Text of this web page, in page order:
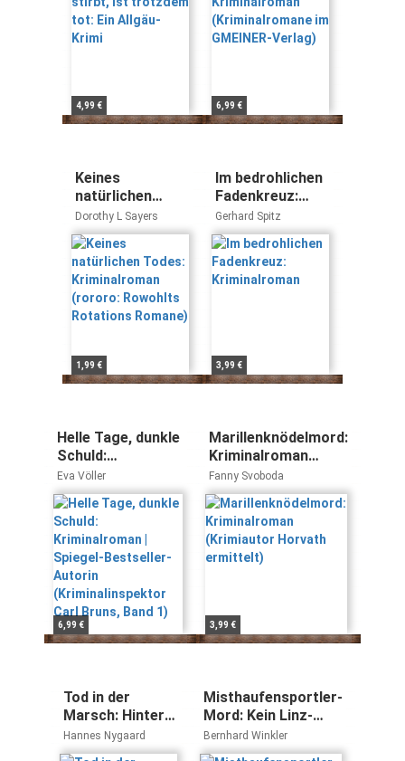
4,99 € 6,99 €
Keines
natürlichen
Todes:
Kriminalroman
(rororo:
Rowohlts
Rotations
Romane)
Dorothy L Sayers
1,99 €
Im bedrohlichen
Fadenkreuz:
Kriminalroman
Gerhard Spitz
3,99 €
Helle Tage, dunkle
Schuld:
Kriminalroman |
Spiegel-
Bestseller-Autorin
(Kriminalinspektor
Carl Bruns, Band
1)
Eva Völler
6,99 €
Marillenknödelmord:
Kriminalroman
(Krimiautor Horvath
ermittelt)
Fanny Svoboda
3,99 €
Tod in der
Marsch: Hinterm
Deich Krimi
Hannes Nygaard
Misthaufensportler-
Mord: Kein Linz-
Krimi! (Servus
Krimi)
Bernhard Winkler